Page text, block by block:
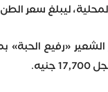
ليبلغ سعر الطن 18,200 جنيه.